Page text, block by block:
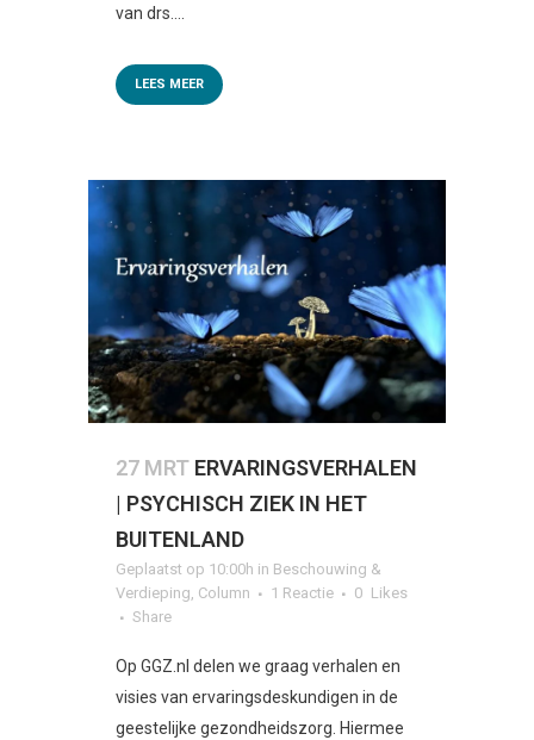
van drs....
LEES MEER
27 MRT ERVARINGSVERHALEN
| PSYCHISCH ZIEK IN HET
BUITENLAND
Geplaatst op 10:00h in Beschouwing &
Verdieping, Column 1 Reactie 0 Likes
Share
Op GGZ.nl delen we graag verhalen en
visies van ervaringsdeskundigen in de
geestelijke gezondheidszorg. Hiermee